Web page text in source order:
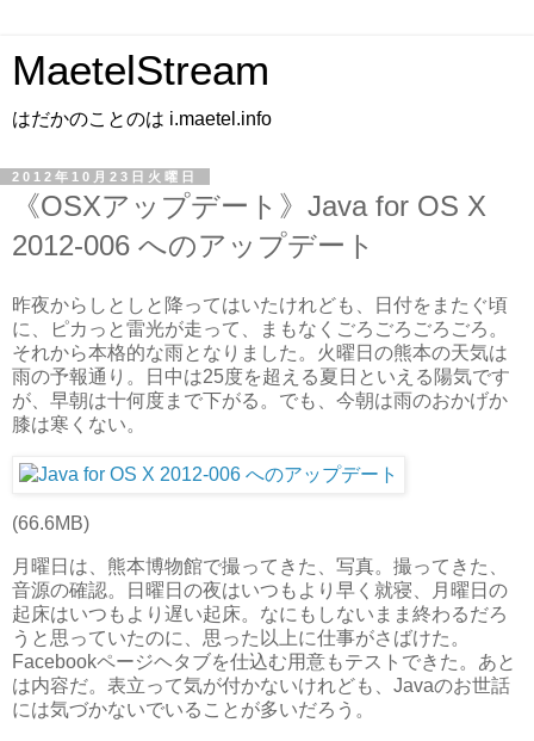
MaetelStream
はだかのことのは i.maetel.info
2012年10月23日火曜日
《OSXアップデート》Java for OS X
2012-006 へのアップデート
昨夜からしとしと降ってはいたけれども、日付をまたぐ頃
に、ピカっと雷光が走って、まもなくごろごろごろごろ。
それから本格的な雨となりました。火曜日の熊本の天気は
雨の予報通り。日中は25度を超える夏日といえる陽気です
が、早朝は十何度まで下がる。でも、今朝は雨のおかげか
膝は寒くない。
(66.6MB)
月曜日は、熊本博物館で撮ってきた、写真。撮ってきた、
音源の確認。日曜日の夜はいつもより早く就寝、月曜日の
起床はいつもより遅い起床。なにもしないまま終わるだろ
うと思っていたのに、思った以上に仕事がさばけた。
Facebookページヘタブを仕込む用意もテストできた。あと
は内容だ。表立って気が付かないけれども、Javaのお世話
には気づかないでいることが多いだろう。